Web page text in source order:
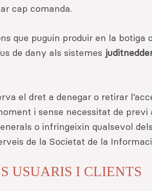
cap comanda.
que puguin produir en la
de dany als sistemes
el dret a denegar o retirar
i sense necessitat de previ
o infringeixin qualsevol
de la Societat de la
USUARIS I CLIENTS